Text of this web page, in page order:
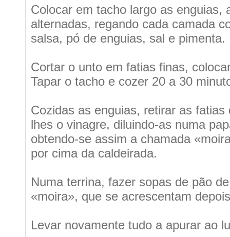
Colocar em tacho largo as
alternadas, regando cada camada
salsa, pó de enguias, sal e pimenta.
Cortar o unto em fatias finas,
Tapar o tacho e cozer 20 a 30
Cozidas as enguias, retirar as
lhes o vinagre, diluindo-as numa
obtendo-se assim a chamada
por cima da caldeirada.
Numa terrina, fazer sopas de pão
«moira», que se acrescentam
Levar novamente tudo a apurar ao